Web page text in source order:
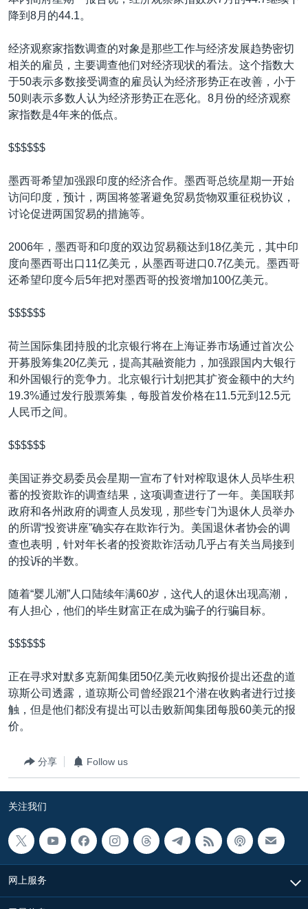
降到8月的44.1。
经济观察家指数调查的对象是那些工作与经济发展趋势密切
相关的雇员，主要调查他们对经济现状的看法。这个指数大
于50表示多数接受调查的雇员认为经济形势正在改善，小于
50则表示多数人认为经济形势正在恶化。8月份的经济观察
家指数是4年来的低点。
$$$$$$
墨西哥希望加强跟印度的经济合作。墨西哥总统星期一开始
访问印度，预计，两国将签署避免贸易货物双重征税协议，
讨论促进两国贸易的措施等。
2006年，墨西哥和印度的双边贸易额达到18亿美元，其中印
度向墨西哥出口11亿美元，从墨西哥进口0.7亿美元。墨西哥
还希望印度今后5年把对墨西哥的投资增加100亿美元。
$$$$$$
荷兰国际集团持股的北京银行将在上海证券市场通过首次公
开募股筹集20亿美元，提高其融资能力，加强跟国内大银行
和外国银行的竞争力。北京银行计划把其扩资金额中的大约
19.3%通过发行股票筹集，每股首发价格在11.5元到12.5元
人民币之间。
$$$$$$
美国证券交易委员会星期一宣布了针对榨取退休人员毕生积
蓄的投资欺诈的调查结果，这项调查进行了一年。美国联邦
政府和各州政府的调查人员发现，那些专门为退休人员举办
的所谓“投资讲座”确实存在欺诈行为。美国退休者协会的调
查也表明，针对年长者的投资欺诈活动几乎占有关当局接到
的投诉的半数。
随着“婴儿潮”人口陆续年满60岁，这代人的退休出现高潮，
有人担心，他们的毕生财富正在成为骗子的行骗目标。
$$$$$$
正在寻求对默多克新闻集团50亿美元收购报价提出还盘的道
琼斯公司透露，道琼斯公司曾经跟21个潜在收购者进行过接
触，但是他们都没有提出可以击败新闻集团每股60美元的报
价。
分享 Follow us
关注我们
网上服务